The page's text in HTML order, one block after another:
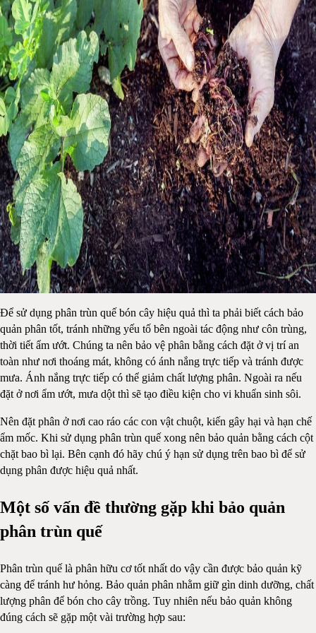
Để sử dụng phân trùn quế bón cây hiệu quả thì ta phải biết cách bảo
quản phân tốt, tránh những yếu tố bên ngoài tác động như côn trùng,
thời tiết ẩm ướt. Chúng ta nên bảo vệ phân bằng cách đặt ở vị trí an
toàn như nơi thoáng mát, không có ánh nắng trực tiếp và tránh được
mưa. Ánh nắng trực tiếp có thể giảm chất lượng phân. Ngoài ra nếu
đặt ở nơi ẩm ướt, mưa dột thì sẽ tạo điều kiện cho vi khuẩn sinh sôi.
Nên đặt phân ở nơi cao ráo các con vật chuột, kiến gây hại và hạn chế
ẩm mốc. Khi sử dụng phân trùn quế xong nên bảo quản bằng cách cột
chặt bao bì lại. Bên cạnh đó hãy chú ý hạn sử dụng trên bao bì để sử
dụng phân được hiệu quả nhất.
Một số vấn đề thường gặp khi bảo quản
phân trùn quế
Phân trùn quế là phân hữu cơ tốt nhất do vậy cần được bảo quản kỹ
càng để tránh hư hỏng. Bảo quản phân nhằm giữ gìn dinh dưỡng, chất
lượng phân để bón cho cây trồng. Tuy nhiên nếu bảo quản không
đúng cách sẽ gặp một vài trường hợp sau: